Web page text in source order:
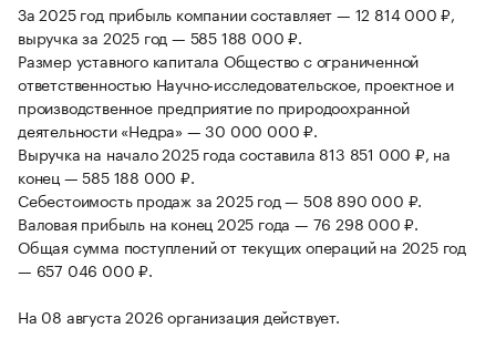
За 2025 год прибыль компании составляет — 12 814 000 ₽,
выручка за 2025 год — 585 188 000 ₽.
Размер уставного капитала Общество с ограниченной
ответственностью Научно-исследовательское, проектное и
производственное предприятие по природоохранной
деятельности «Недра» — 30 000 000 ₽.
Выручка на начало 2025 года составила 813 851 000 ₽, на
конец — 585 188 000 ₽.
Себестоимость продаж за 2025 год — 508 890 000 ₽.
Валовая прибыль на конец 2025 года — 76 298 000 ₽.
Общая сумма поступлений от текущих операций на 2025 год
— 657 046 000 ₽.
На 08 августа 2026 организация действует.